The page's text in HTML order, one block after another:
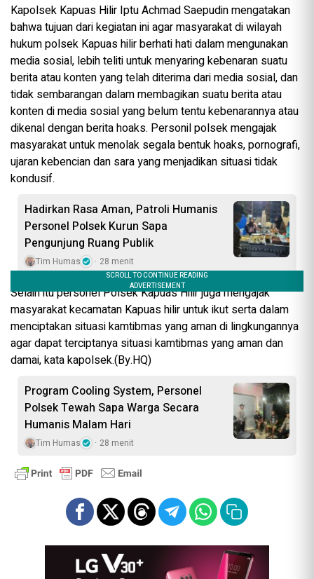
Kapolsek Kapuas Hilir Iptu Achmad Saepudin mengatakan
bahwa tujuan dari kegiatan ini agar masyarakat di wilayah
hukum polsek Kapuas hilir berhati hati dalam mengunakan
media sosial, lebih teliti untuk menyaring kebenaran suatu
berita atau konten yang telah diterima dari media sosial, dan
tidak sembarangan dalam membagikan suatu berita atau
konten di media sosial yang belum tentu kebenarannya atau
dikenal dengan berita hoaks. Personil polsek mengajak
masyarakat untuk menolak segala bentuk hoaks, pornografi,
ujaran kebencian dan sara yang menjadikan situasi tidak
kondusif.
Hadirkan Rasa Aman, Patroli Humanis
Personel Polsek Kurun Sapa
Pengunjung Ruang Publik
Tim Humas 28 menit
Selain itu personel Polsek Kapuas Hilir juga mengajak
masyarakat kecamatan Kapuas hilir untuk ikut serta dalam
menciptakan situasi kamtibmas yang aman di lingkungannya
agar dapat terciptanya situasi kamtibmas yang aman dan
damai, kata kapolsek.(By.HQ)
Program Cooling System, Personel
Polsek Tewah Sapa Warga Secara
Humanis Malam Hari
Tim Humas 28 menit